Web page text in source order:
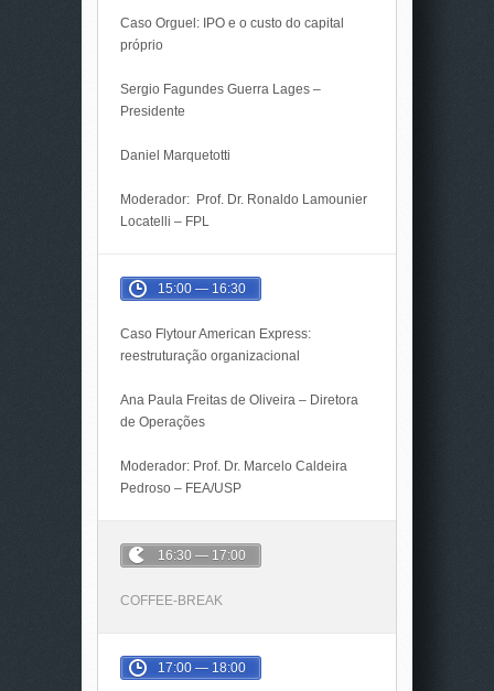
Caso Orguel: IPO e o custo do capital
próprio
Sergio Fagundes Guerra Lages –
Presidente
Daniel Marquetotti
Moderador: Prof. Dr. Ronaldo Lamounier
Locatelli – FPL
15:00 — 16:30
Caso Flytour American Express:
reestruturação organizacional
Ana Paula Freitas de Oliveira – Diretora
de Operações
Moderador: Prof. Dr. Marcelo Caldeira
Pedroso – FEA/USP
16:30 — 17:00
COFFEE-BREAK
17:00 — 18:00